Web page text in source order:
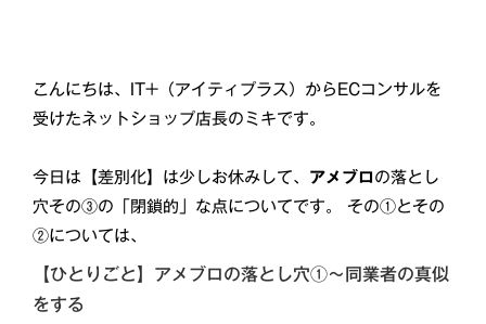
こんにちは、IT+（アイティプラス）からECコンサルを
受けたネットショップ店長のミキです。
今日は【差別化】は少しお休みして、 アメブロの落とし
穴その③の「閉鎖的」な点についてです。 その①とその
②については、
【ひとりごと】アメブロの落とし穴①～同業者の真似
をする